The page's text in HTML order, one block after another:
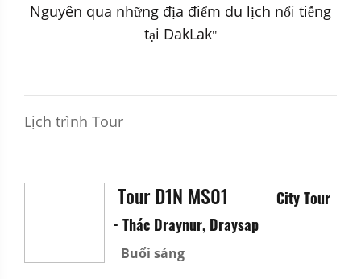
Nguyên qua những địa điểm du lịch nổi tiếng
tại DakLak"
Lịch trình Tour
Tour D1N MS01
City Tour
- Thác Draynur, Draysap
Buổi sáng